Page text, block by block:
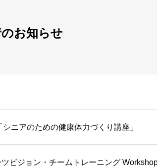
お知らせ
シニアのための健康体力づくり講座」
ツビジョン・チームトレーニング